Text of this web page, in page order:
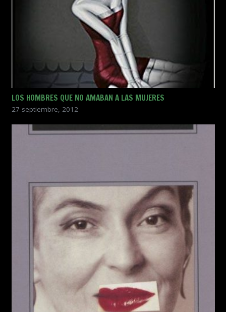
LOS HOMBRES QUE NO AMABAN A LAS MUJERES
27 septiembre, 2012